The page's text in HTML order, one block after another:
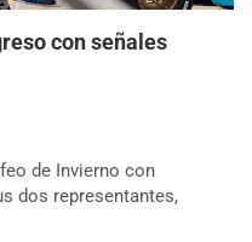
con señales
de Invierno con
dos representantes,